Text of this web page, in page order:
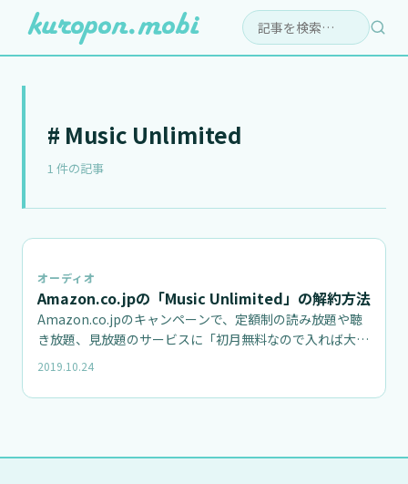
検索:
# Music Unlimited
1 件の記事
オーディオ
Amazon.co.jpの「Music Unlimited」の解約方法
Amazon.co.jpのキャンペーンで、定額制の読み放題や聴
き放題、見放題のサービスに「初月無料なので入れば大幅
値引き…
2019.10.24